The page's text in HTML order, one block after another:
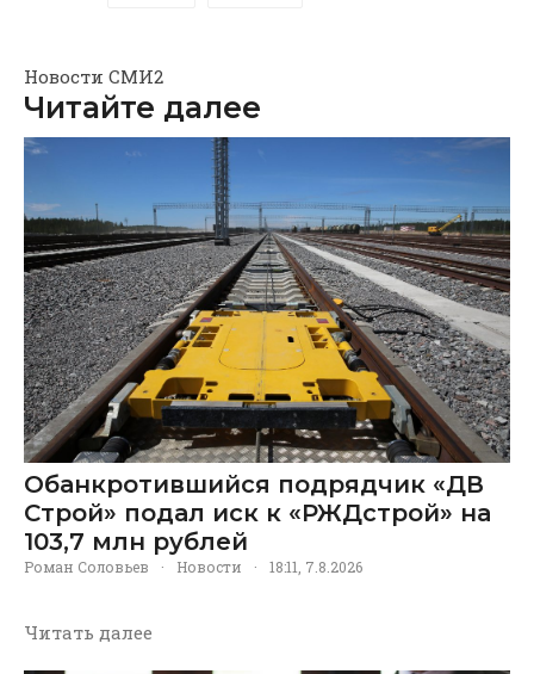
Новости СМИ2
Читайте далее
Обанкротившийся подрядчик «ДВ
Строй» подал иск к «РЖДстрой» на
103,7 млн рублей
Роман Соловьев · Новости · 18:11, 7.8.2026
Читать далее